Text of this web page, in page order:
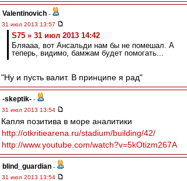
Valentinovich -
31 июл 2013 13:57
S75 » 31 июл 2013 14:42
Бляааа, вот Ансальди нам бы не помешал. А
теперь, видимо, бамжам будет помогать...
"Ну и пусть валит. В принципе я рад"
-skeptik- -
31 июл 2013 13:54
Капля позитива в море аналитики
http://otkritiearena.ru/stadium/building/42/
http://www.youtube.com/watch?v=5kOtizm267A
blind_guardian -
31 июл 2013 13:54